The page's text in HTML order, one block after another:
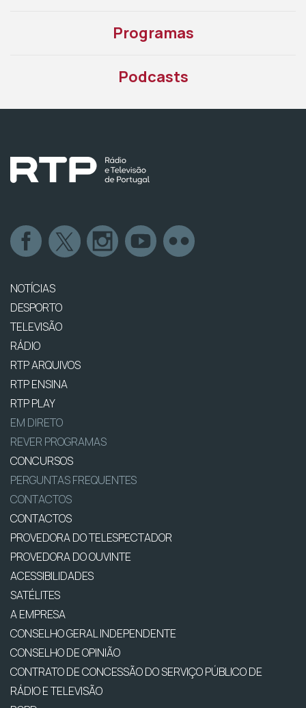
Programas
Podcasts
NOTÍCIAS
DESPORTO
TELEVISÃO
RÁDIO
RTP ARQUIVOS
RTP ENSINA
RTP PLAY
EM DIRETO
REVER PROGRAMAS
CONCURSOS
PERGUNTAS FREQUENTES
CONTACTOS
CONTACTOS
PROVEDORA DO TELESPECTADOR
PROVEDORA DO OUVINTE
ACESSIBILIDADES
SATÉLITES
A EMPRESA
CONSELHO GERAL INDEPENDENTE
CONSELHO DE OPINIÃO
CONTRATO DE CONCESSÃO DO SERVIÇO PÚBLICO DE
RÁDIO E TELEVISÃO